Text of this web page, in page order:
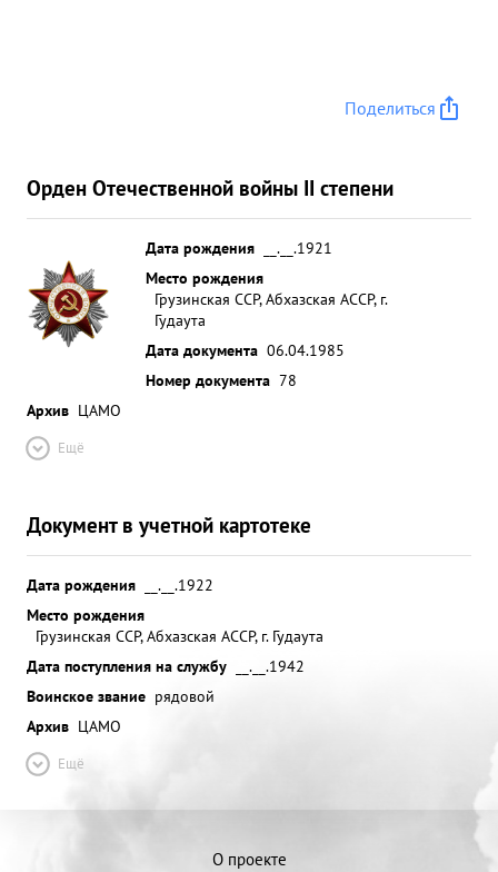
Поделиться
Орден Отечественной войны II степени
Дата рождения
__.__.1921
Место рождения
Грузинская ССР, Абхазская АССР, г.
Гудаута
Дата документа 06.04.1985
Номер документа 78
Архив ЦАМО
Ещё
Документ в учетной картотеке
Дата рождения
__.__.1922
Место рождения
Грузинская ССР, Абхазская АССР, г. Гудаута
Дата поступления на службу
__.__.1942
Воинское звание рядовой
Архив ЦАМО
Ещё
О проекте